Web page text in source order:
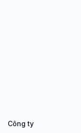
Công ty